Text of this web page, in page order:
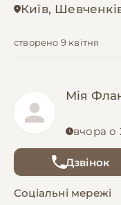
Київ,
створено 9 квітня
Мія
вчора о
Дзвінок
Соціальні мережі